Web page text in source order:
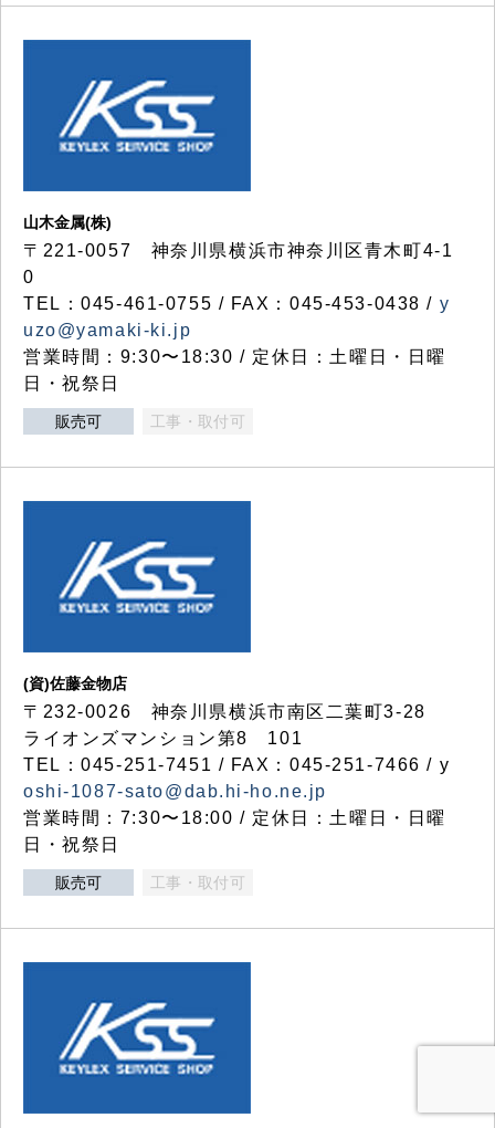
山木金属(株)
〒221-0057 神奈川県横浜市神奈川区青木町4-1
0
TEL：045-461-0755 / FAX：045-453-0438 / y
uzo@yamaki-ki.jp
営業時間：9:30〜18:30 / 定休日：土曜日・日曜
日・祝祭日
販売可 工事・取付可
(資)佐藤金物店
〒232-0026 神奈川県横浜市南区二葉町3-28
ライオンズマンション第8 101
TEL：045-251-7451 / FAX：045-251-7466 / y
oshi-1087-sato@dab.hi-ho.ne.jp
営業時間：7:30〜18:00 / 定休日：土曜日・日曜
日・祝祭日
販売可 工事・取付可